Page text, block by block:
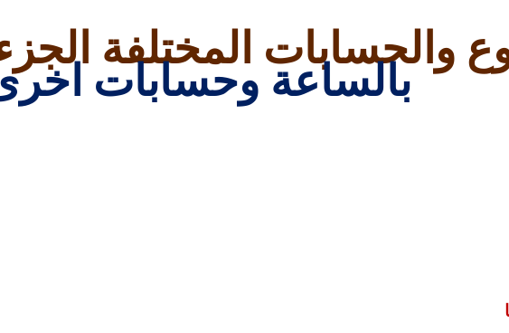
والحسابات المختلفة
بالساعة وحسابات